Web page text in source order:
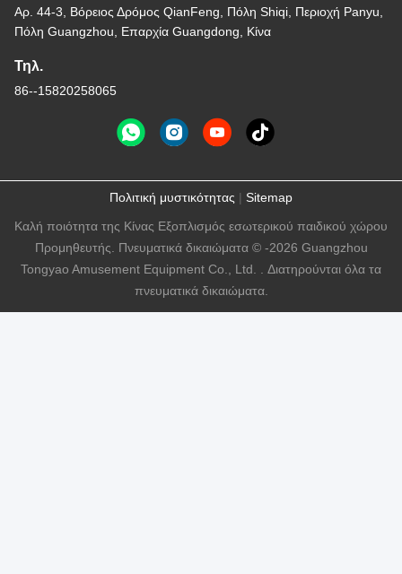
Αρ. 44-3, Βόρειος Δρόμος QianFeng, Πόλη Shiqi, Περιοχή Panyu,
Πόλη Guangzhou, Επαρχία Guangdong, Κίνα
Τηλ.
86--15820258065
Πολιτική μυστικότητας | Sitemap
Καλή ποιότητα της Κίνας Εξοπλισμός εσωτερικού παιδικού χώρου
Προμηθευτής. Πνευματικά δικαιώματα © -2026 Guangzhou
Tongyao Amusement Equipment Co., Ltd. . Διατηρούνται όλα τα
πνευματικά δικαιώματα.